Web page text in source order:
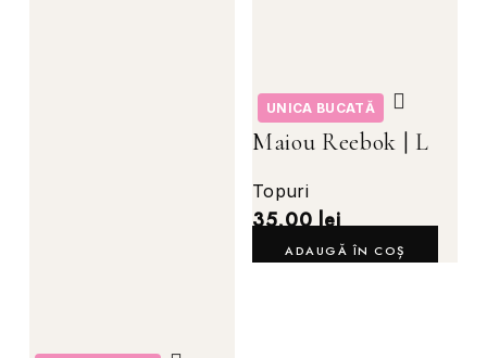
UNICA BUCATĂ
Maiou Reebok | L
Topuri
35,00lei
ADAUGĂ ÎN COȘ